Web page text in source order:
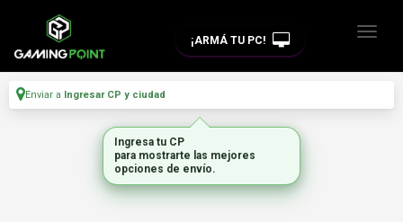
¡ARMÁ TU PC!
Enviar a Ingresar CP y ciudad
Ingresa tu CP
para mostrarte las mejores
opciones de envío.